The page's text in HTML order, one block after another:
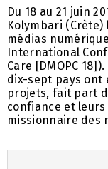
Du 18 au 21 juin
Kolymbari
médias
International
Care [DMOPC
dix-sept pays ont
projets, fait part
confiance et
missionnaire des